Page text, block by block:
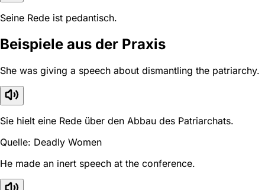
Seine Rede ist pedantisch.
Beispiele aus der Praxis
She was giving a speech about dismantling the patriarchy.
Sie hielt eine Rede über den Abbau des Patriarchats.
Quelle: Deadly Women
He made an inert speech at the conference.